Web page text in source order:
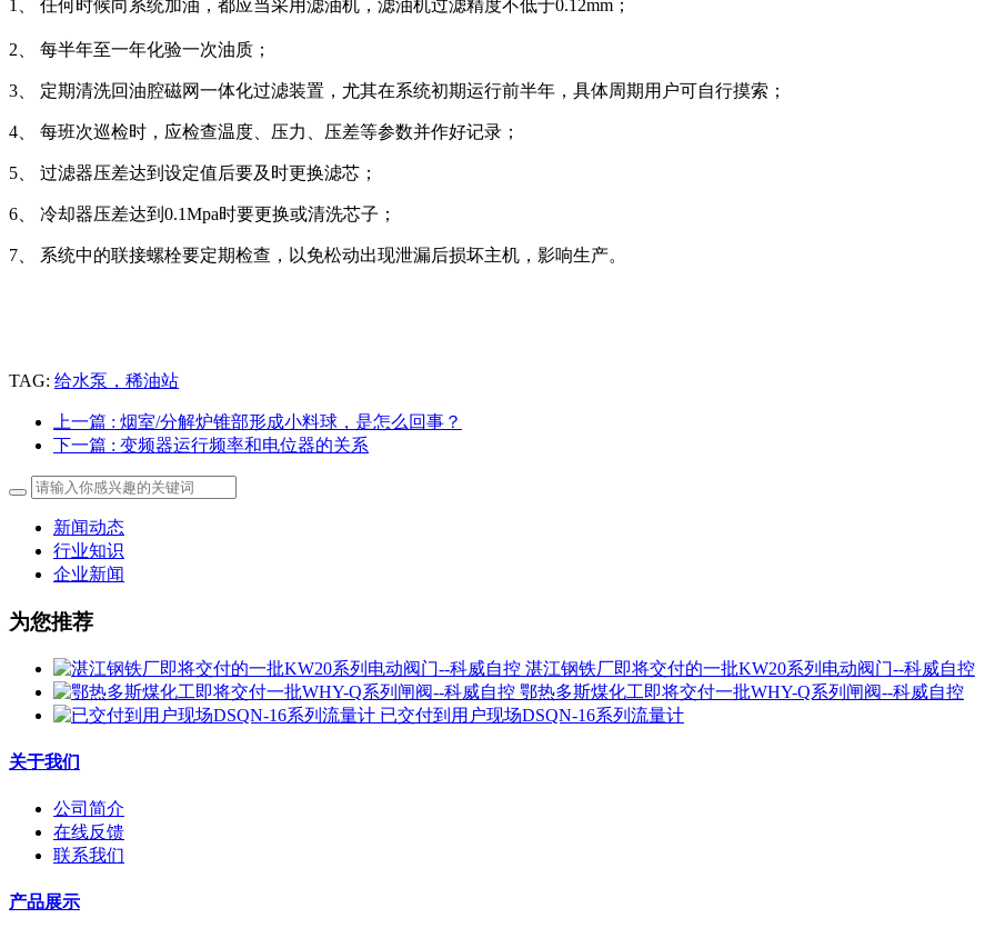
1、 任何时候向系统加油，都应当采用滤油机，滤油机过滤精度不低于0.12mm；
2、 每半年至一年化验一次油质；
3、 定期清洗回油腔磁网一体化过滤装置，尤其在系统初期运行前半年，具体周期用户可自行摸索；
4、 每班次巡检时，应检查温度、压力、压差等参数并作好记录；
5、 过滤器压差达到设定值后要及时更换滤芯；
6、 冷却器压差达到0.1Mpa时要更换或清洗芯子；
7、 系统中的联接螺栓要定期检查，以免松动出现泄漏后损坏主机，影响生产。
TAG: 给水泵，稀油站
上一篇 : 烟室/分解炉锥部形成小料球，是怎么回事？
下一篇 : 变频器运行频率和电位器的关系
新闻动态
行业知识
企业新闻
为您推荐
湛江钢铁厂即将交付的一批KW20系列电动阀门--科威自控
鄂热多斯煤化工即将交付一批WHY-Q系列闸阀--科威自控
已交付到用户现场DSQN-16系列流量计
关于我们
公司简介
在线反馈
联系我们
产品展示